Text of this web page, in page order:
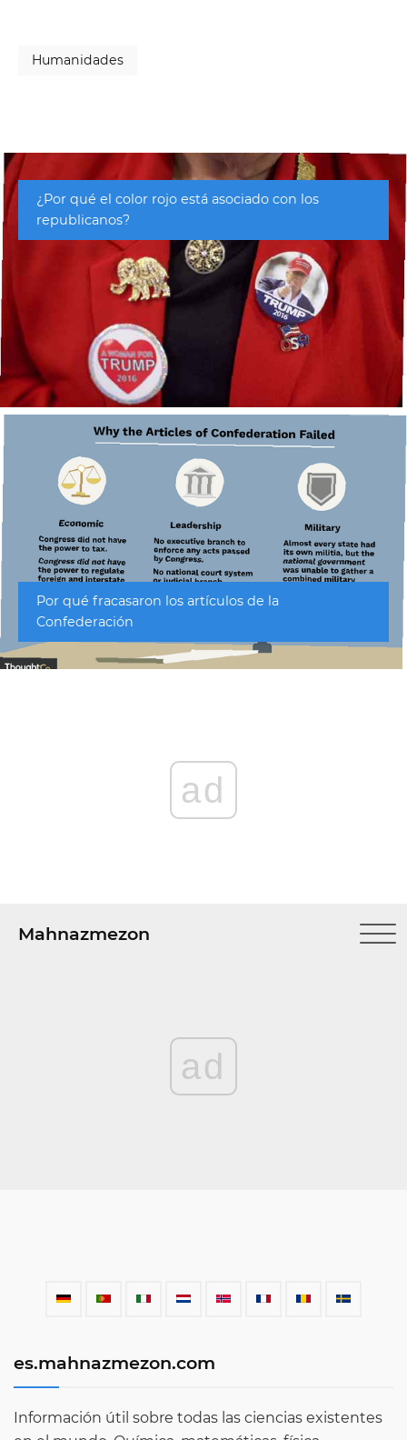
Humanidades
¿Por qué el color rojo está asociado con los
republicanos?
Por qué fracasaron los artículos de la
Confederación
ad
Mahnazmezon
ad
es.mahnazmezon.com
Información útil sobre todas las ciencias existentes